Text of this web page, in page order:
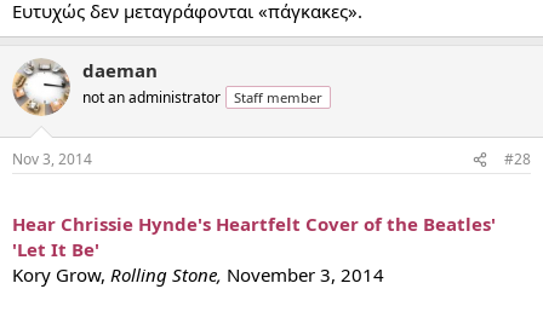
Ευτυχώς δεν μεταγράφονται «πάγκακες».
daeman
not an administrator Staff member
Nov 3, 2014 #28
Hear Chrissie Hynde's Heartfelt Cover of the Beatles'
'Let It Be'
Kory Grow, Rolling Stone, November 3, 2014